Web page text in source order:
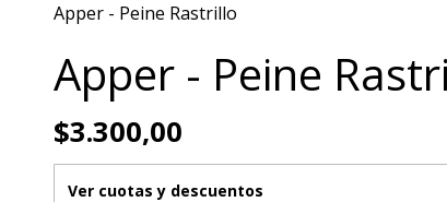
Apper - Peine Rastrillo
Apper - Peine
$3.300,00
Ver cuotas y descuentos